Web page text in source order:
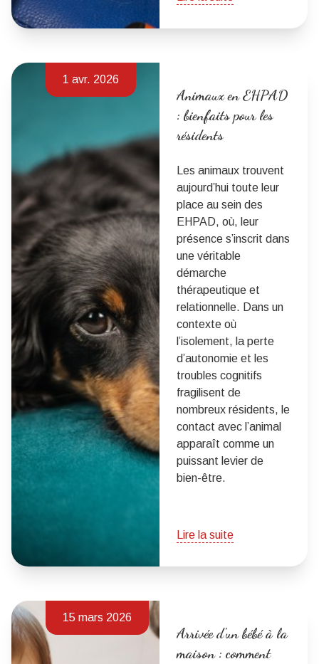
1 avr. 2026
Animaux en EHPAD
: bienfaits pour les
résidents
Les animaux trouvent
aujourd’hui toute leur
place au sein des
EHPAD, où, leur
présence s’inscrit dans
une véritable
démarche
thérapeutique et
relationnelle. Dans un
contexte où
l’isolement, la perte
d’autonomie et les
troubles cognitifs
fragilisent de
nombreux résidents, le
contact avec l’animal
apparaît comme un
puissant levier de
bien-être.
Lire la suite
15 mars 2026
Arrivée d'un bébé à la
maison : comment